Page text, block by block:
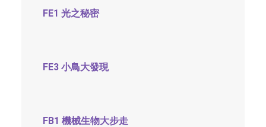
FE1 光之秘密
FE3 小鳥大發現
FB1 機械生物大步走